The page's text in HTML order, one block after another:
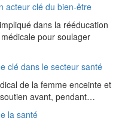
acteur clé du bien-être
dans la rééducation
pour soulager
clé dans le secteur santé
de la femme enceinte et
avant, pendant…
la santé